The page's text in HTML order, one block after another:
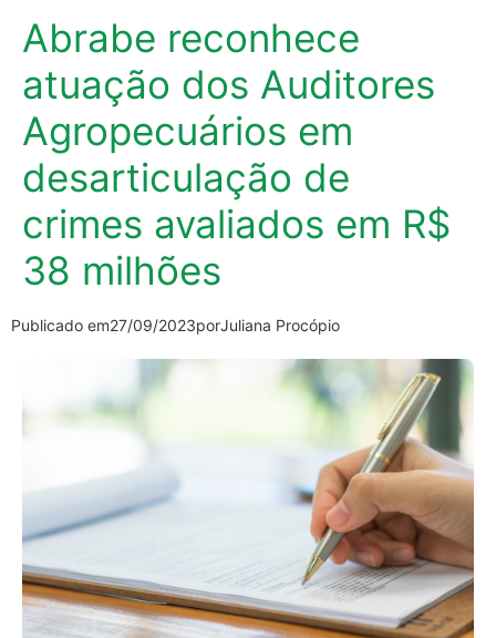
Abrabe reconhece
atuação dos Auditores
Agropecuários em
desarticulação de
crimes avaliados em R$
38 milhões
Publicado em27/09/2023porJuliana Procópio